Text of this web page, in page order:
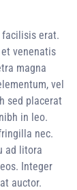
facilisis erat.
venenatis
magna
vel
sed placerat
in leo.
nec.
ad litora
Integer
auctor.